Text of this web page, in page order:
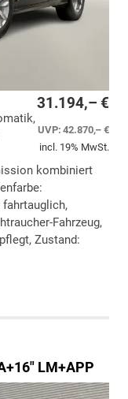
31.194,– €
UVP:42.870,– €
incl. 19% MwSt.
kombiniert
fahrtauglich,
Fahrzeug,
Zustand:
LM+APP